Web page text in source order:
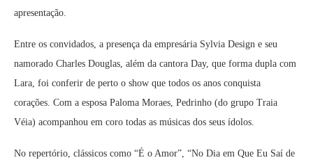
apresentação.
Entre os convidados, a presença da empresária Sylvia Design e seu
namorado Charles Douglas, além da cantora Day, que forma dupla com
Lara, foi conferir de perto o show que todos os anos conquista
corações. Com a esposa Paloma Moraes, Pedrinho (do grupo Traia
Véia) acompanhou em coro todas as músicas dos seus ídolos.
No repertório, clássicos como “É o Amor”, “No Dia em Que Eu Saí de